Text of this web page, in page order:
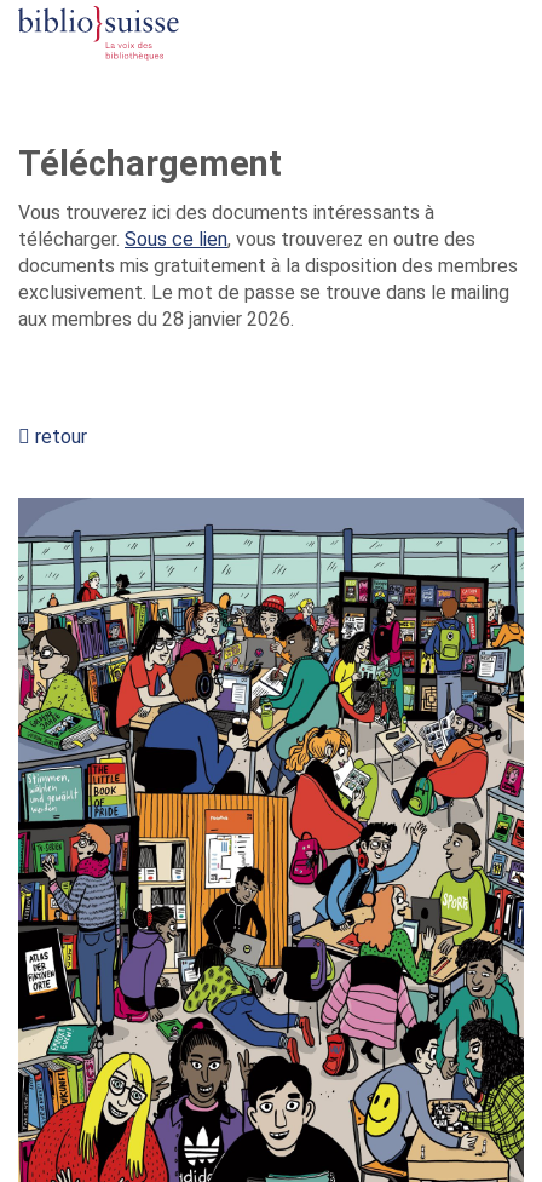
Téléchargement
Vous trouverez ici des documents intéressants à
télécharger. Sous ce lien, vous trouverez en outre des
documents mis gratuitement à la disposition des membres
exclusivement. Le mot de passe se trouve dans le mailing
aux membres du 28 janvier 2026.
retour